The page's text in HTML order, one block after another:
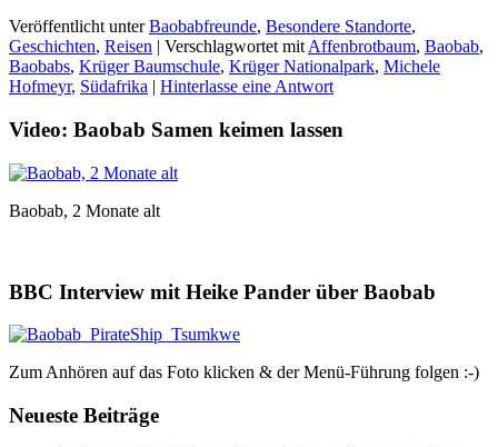
Veröffentlicht unter Baobabfreunde, Besondere Standorte,
Geschichten, Reisen | Verschlagwortet mitAffenbrotbaum, Baobab,
Baobabs, Krüger Baumschule, Krüger Nationalpark, Michele
Hofmeyr, Südafrika | Hinterlasse eine Antwort
Video: Baobab Samen keimen lassen
Baobab, 2 Monate alt
BBC Interview mit Heike Pander über Baobab
Zum Anhören auf das Foto klicken & der Menü-Führung folgen :-)
Neueste Beiträge